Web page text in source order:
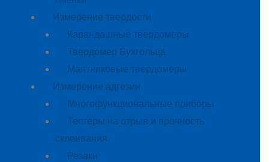
Измерение твердости
Карандашные твердомеры
Твердомер Бухгольца
Маятниковые твердомеры
Измерение адгезии
Многофункциональные приборы
Тестеры на отрыв и прочность
склеивания
Резаки